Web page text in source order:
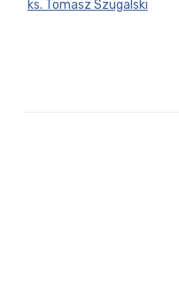
ks. Tomasz Szugalski